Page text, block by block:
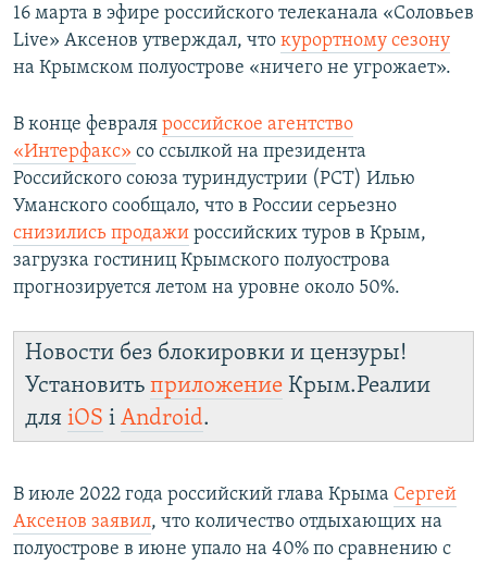
16 марта в эфире российского телеканала «Соловьев
Live» Аксенов утверждал, что курортному сезону
на Крымском полуострове «ничего не угрожает».
В конце февраля российское агентство
«Интерфакс» со ссылкой на президента
Российского союза туриндустрии (РСТ) Илью
Уманского сообщало, что в России серьезно
снизились продажи российских туров в Крым,
загрузка гостиниц Крымского полуострова
прогнозируется летом на уровне около 50%.
Новости без блокировки и цензуры!
Установить приложение Крым.Реалии
для iOS і Android.
В июле 2022 года российский глава Крыма Сергей
Аксенов заявил, что количество отдыхающих на
полуострове в июне упало на 40% по сравнению с